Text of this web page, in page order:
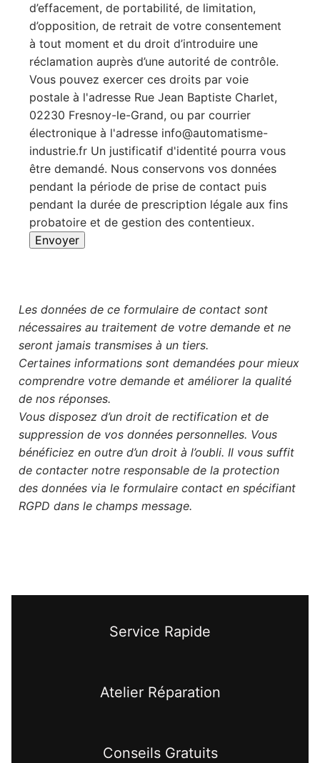
d’effacement, de portabilité, de limitation,
d’opposition, de retrait de votre consentement
à tout moment et du droit d’introduire une
réclamation auprès d’une autorité de contrôle.
Vous pouvez exercer ces droits par voie
postale à l'adresse Rue Jean Baptiste Charlet,
02230 Fresnoy-le-Grand, ou par courrier
électronique à l'adresse info@automatisme-
industrie.fr Un justificatif d'identité pourra vous
être demandé. Nous conservons vos données
pendant la période de prise de contact puis
pendant la durée de prescription légale aux fins
probatoire et de gestion des contentieux.
Envoyer
Les données de ce formulaire de contact sont
nécessaires au traitement de votre demande et ne
seront jamais transmises à un tiers.
Certaines informations sont demandées pour mieux
comprendre votre demande et améliorer la qualité
de nos réponses.
Vous disposez d’un droit de rectification et de
suppression de vos données personnelles. Vous
bénéficiez en outre d’un droit à l’oubli. Il vous suffit
de contacter notre responsable de la protection
des données via le formulaire contact en spécifiant
RGPD dans le champs message.
Service Rapide
Atelier Réparation
Conseils Gratuits